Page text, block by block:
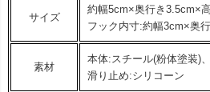
サイズ
約幅5cm×奥行き3.5cm×
フック内寸:約幅3cm×奥
素材
本体:スチール(粉体塗装)
滑り止め:シリコーン